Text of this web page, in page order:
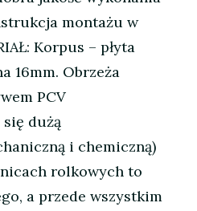
montażu w
Korpus – płyta
16mm. Obrzeża
PCV
dużą
i chemiczną)
rolkowych to
a przede wszystkim